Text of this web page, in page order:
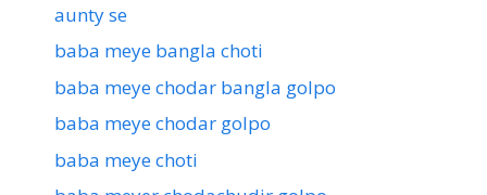
aunty se
baba meye bangla choti
baba meye chodar bangla golpo
baba meye chodar golpo
baba meye choti